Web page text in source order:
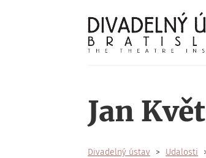
Jan Květ
Divadelný ústav Udalosti